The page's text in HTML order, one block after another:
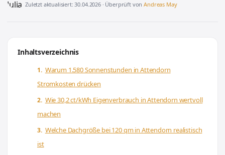
Zuletzt aktualisiert: 30.04.2026 · Überprüft vonAndreas May
Inhaltsverzeichnis
Warum 1.580 Sonnenstunden in Attendorn
Stromkosten drücken
Wie 30,2 ct/kWh Eigenverbrauch in Attendorn wertvoll
machen
Welche Dachgröße bei 120 qm in Attendorn realistisch
ist